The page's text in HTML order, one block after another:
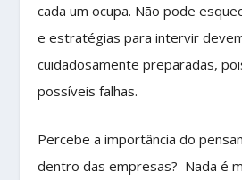
cada um ocupa. Não pode
e estratégias para intervir
cuidadosamente preparadas,
possíveis falhas.
Percebe a importância do
dentro das empresas? Nada é